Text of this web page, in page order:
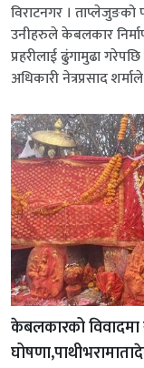
विराटनगर । ताप्लेजुङको
उनीहरुले केबलकार
प्रहरीलाई ढुंगामुढा
अधिकारी नेत्रप्रसाद
केबलकारको